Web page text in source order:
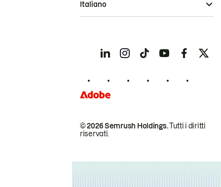
© 2026 Semrush Holdings.Tutti i diritti
riservati.
Italiano